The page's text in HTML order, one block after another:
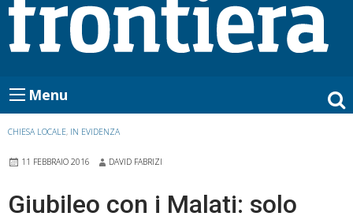
Menu
CHIESA LOCALE, IN EVIDENZA
11 FEBBRAIO 2016 DAVID FABRIZI
Giubileo con i Malati: solo